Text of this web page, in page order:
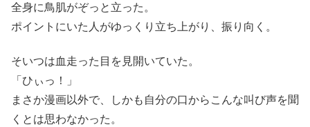
全身に鳥肌がぞっと立った。
ポイントにいた人がゆっくり立ち上がり、振り向く。
そいつは血走った目を見開いていた。
「ひぃっ！」
まさか漫画以外で、しかも自分の口からこんな叫び声を聞
くとは思わなかった。